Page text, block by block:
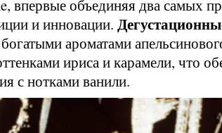
впервые объединяя два самых
и инновации.
ароматами
ириса и карамели, что
с нотками ванили.